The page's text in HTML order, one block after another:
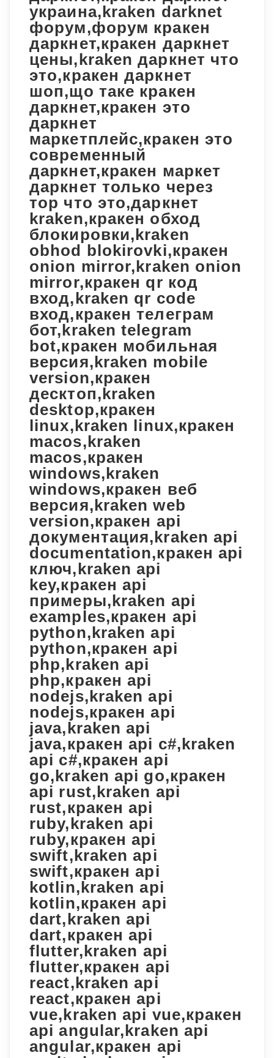
украина,kraken darknet
форум,форум кракен
даркнет,кракен даркнет
цены,kraken даркнет что
это,кракен даркнет
шоп,що таке кракен
даркнет,кракен это
даркнет
маркетплейс,кракен это
современный
даркнет,кракен маркет
даркнет только через
тор что это,даркнет
kraken,кракен обход
блокировки,kraken
obhod blokirovki,кракен
onion mirror,kraken onion
mirror,кракен qr код
вход,kraken qr code
вход,кракен телеграм
бот,kraken telegram
bot,кракен мобильная
версия,kraken mobile
version,кракен
десктоп,kraken
desktop,кракен
linux,kraken linux,кракен
macos,kraken
macos,кракен
windows,kraken
windows,кракен веб
версия,kraken web
version,кракен api
документация,kraken api
documentation,кракен api
ключ,kraken api
key,кракен api
примеры,kraken api
examples,кракен api
python,kraken api
python,кракен api
php,kraken api
php,кракен api
nodejs,kraken api
nodejs,кракен api
java,kraken api
java,кракен api c#,kraken
api c#,кракен api
go,kraken api go,кракен
api rust,kraken api
rust,кракен api
ruby,kraken api
ruby,кракен api
swift,kraken api
swift,кракен api
kotlin,kraken api
kotlin,кракен api
dart,kraken api
dart,кракен api
flutter,kraken api
flutter,кракен api
react,kraken api
react,кракен api
vue,kraken api vue,кракен
api angular,kraken api
angular,кракен api